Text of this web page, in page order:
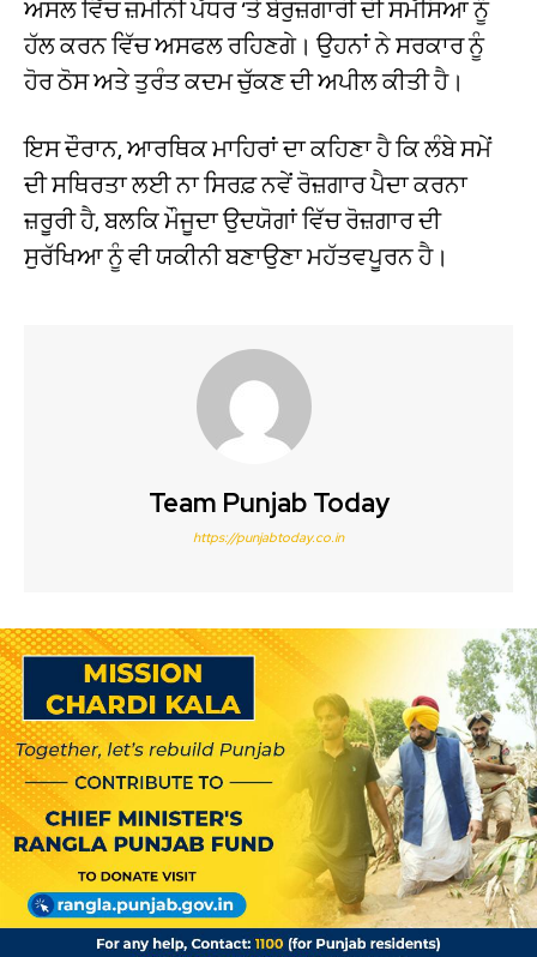
ਅਸਲ ਵਿੱਚ ਜ਼ਮੀਨੀ ਪੱਧਰ ‘ਤੇ ਬੇਰੁਜ਼ਗਾਰੀ ਦੀ ਸਮੱਸਿਆ ਨੂੰ
ਹੱਲ ਕਰਨ ਵਿੱਚ ਅਸਫਲ ਰਹਿਣਗੇ। ਉਹਨਾਂ ਨੇ ਸਰਕਾਰ ਨੂੰ
ਹੋਰ ਠੋਸ ਅਤੇ ਤੁਰੰਤ ਕਦਮ ਚੁੱਕਣ ਦੀ ਅਪੀਲ ਕੀਤੀ ਹੈ।
ਇਸ ਦੌਰਾਨ, ਆਰਥਿਕ ਮਾਹਿਰਾਂ ਦਾ ਕਹਿਣਾ ਹੈ ਕਿ ਲੰਬੇ ਸਮੇਂ
ਦੀ ਸਥਿਰਤਾ ਲਈ ਨਾ ਸਿਰਫ਼ ਨਵੇਂ ਰੋਜ਼ਗਾਰ ਪੈਦਾ ਕਰਨਾ
ਜ਼ਰੂਰੀ ਹੈ, ਬਲਕਿ ਮੌਜੂਦਾ ਉਦਯੋਗਾਂ ਵਿੱਚ ਰੋਜ਼ਗਾਰ ਦੀ
ਸੁਰੱਖਿਆ ਨੂੰ ਵੀ ਯਕੀਨੀ ਬਣਾਉਣਾ ਮਹੱਤਵਪੂਰਨ ਹੈ।
Team Punjab Today
https://punjabtoday.co.in